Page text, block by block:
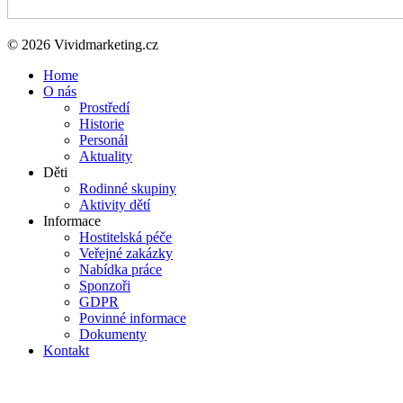
© 2026 Vividmarketing.cz
Home
O nás
Prostředí
Historie
Personál
Aktuality
Děti
Rodinné skupiny
Aktivity dětí
Informace
Hostitelská péče
Veřejné zakázky
Nabídka práce
Sponzoři
GDPR
Povinné informace
Dokumenty
Kontakt